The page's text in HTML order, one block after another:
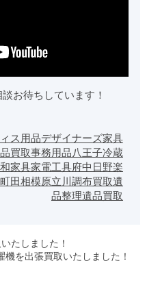
お待ちしています！
ス用品デザイナーズ家具
買取事務用品八王子冷蔵
家具家電工具府中 日野楽
町田相模原立川調布買取遺
品整理遺品買取
たしました！
を出張買取いたしました！